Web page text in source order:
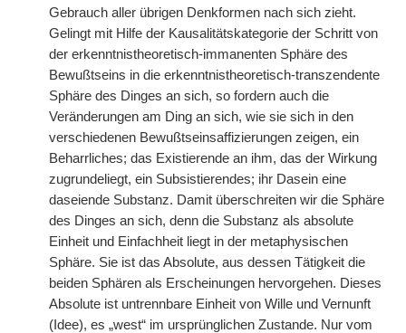
Gebrauch aller übrigen Denkformen nach sich zieht.
Gelingt mit Hilfe der Kausalitätskategorie der Schritt von
der erkenntnistheoretisch-immanenten Sphäre des
Bewußtseins in die erkenntnistheoretisch-transzendente
Sphäre des Dinges an sich, so fordern auch die
Veränderungen am Ding an sich, wie sie sich in den
verschiedenen Bewußtseinsaffizierungen zeigen, ein
Beharrliches; das Existierende an ihm, das der Wirkung
zugrundeliegt, ein Subsistierendes; ihr Dasein eine
daseiende Substanz. Damit überschreiten wir die Sphäre
des Dinges an sich, denn die Substanz als absolute
Einheit und Einfachheit liegt in der metaphysischen
Sphäre. Sie ist das Absolute, aus dessen Tätigkeit die
beiden Sphären als Erscheinungen hervorgehen. Dieses
Absolute ist untrennbare Einheit von Wille und Vernunft
(Idee), es „west“ im ursprünglichen Zustande. Nur vom